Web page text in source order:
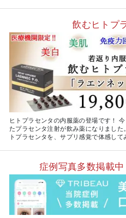
飲むヒトプ
ヒトプラセンタの内服薬の登場です！
たプラセンタ注射が飲み薬になりまし
トプラセンタを、サプリ感覚で体感して
症例写真多数掲載